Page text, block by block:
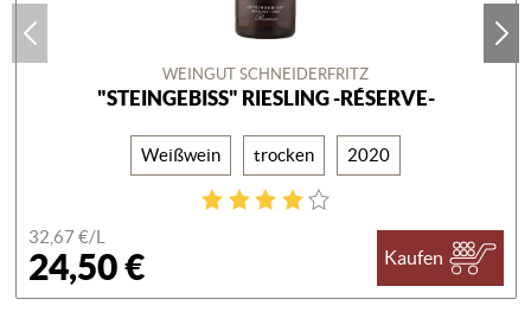
WEINGUT SCHNEIDERFRITZ
"STEINGEBISS" RIESLING -RÉSERVE-
Weißwein trocken 2020
32,67 €/L
24,50 € Kaufen